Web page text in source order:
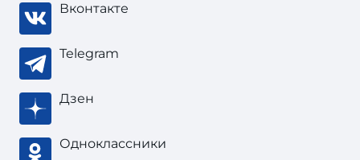
Вконтакте
Telegram
Дзен
Одноклассники